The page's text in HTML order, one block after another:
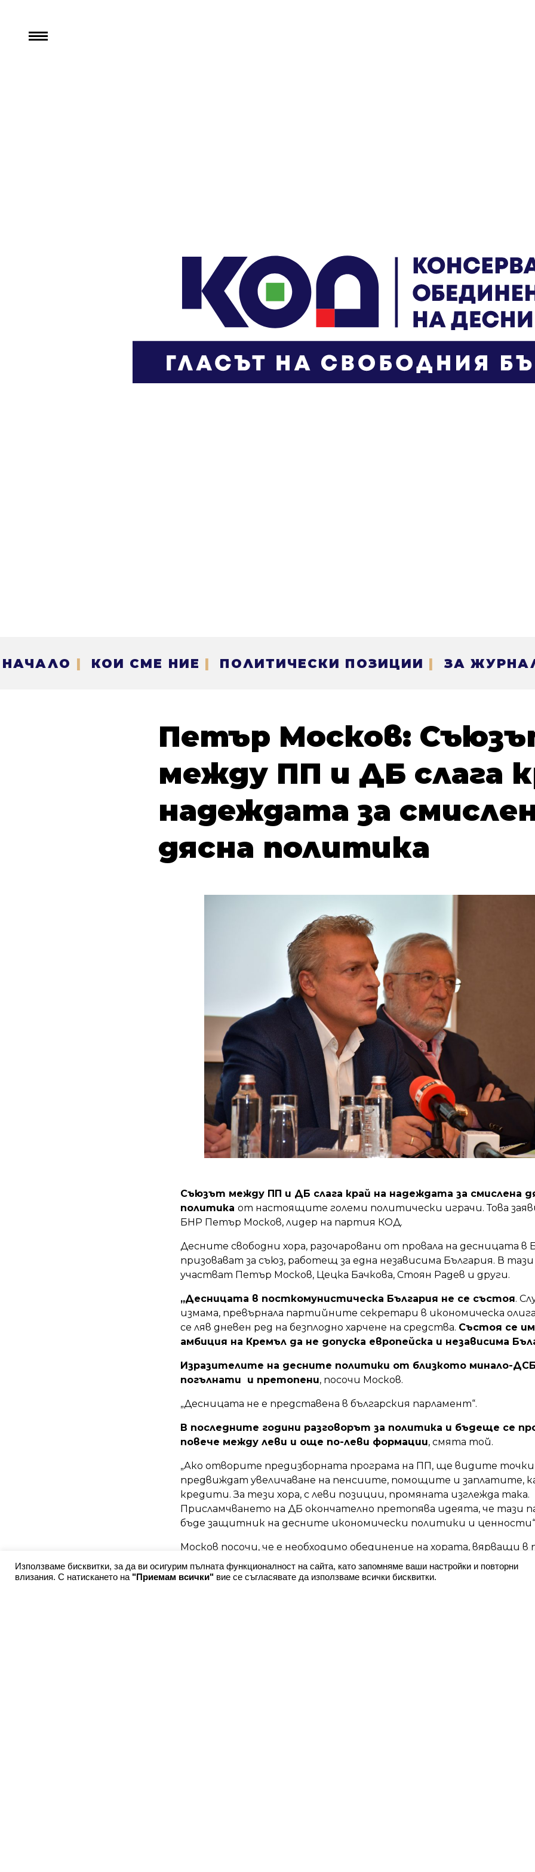
НАЧАЛО | КОИ СМЕ НИЕ | ПОЛИТИЧЕСКИ ПОЗИЦИИ | ЗА
Петър Москов:
между ПП и ДБ слага
надеждата за
дясна политика
Съюзът между ПП и ДБ слага край на надеждата за смислена
политика от настоящите големи политически играчи. Това
БНР Петър Москов, лидер на партия КОД.
Десните свободни хора, разочаровани от провала на десницата в
призовават за съюз, работещ за една независима България. В
участват Петър Москов, Цецка Бачкова, Стоян Радев и други.
„Десницата в посткомунистическа България не се състоя.
измама, превърнала партийните секретари в икономическа
се ляв дневен ред на безплодно харчене на средства. Състоя се
амбиция на Кремъл да не допуска европейска и независима
Изразителите на десните политики от близкото минало-
погълнати и претопени, посочи Москов.
„Десницата не е представена в българския парламент“.
В последните години разговорът за политика и бъдеще се
повече между леви и още по-леви формации, смята той.
„Ако отворите предизборната програма на ПП, ще видите
предвиждат увеличаване на пенсиите, помощите и заплатите,
кредити. За тези хора, с леви позиции, промяната изглежда така.
Присламчването на ДБ окончателно претопява идеята, че тази
бъде защитник на десните икономически политики и
Москов посочи, че е необходимо обединение на хората, вярващи
индивидуалната инициатива и в необходимостта от
постигане на независимост от външни сили в страната ни. Той
Използваме бисквитки, за да ви осигурим пълната функционалност на сайта, като запомняме ваши настройки и повторни
влизания. С натискането на "Приемам всички" вие се съгласявате да използваме всички бисквитки.